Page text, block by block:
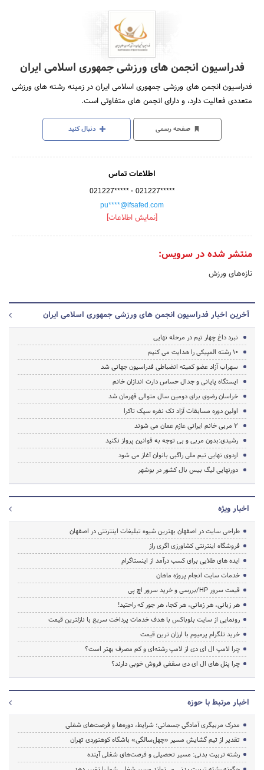
فدراسیون انجمن های ورزشی جمهوری اسلامی ایران
فدراسیون انجمن های ورزشی جمهوری اسلامی ایران در زمینه رشته های ورزشی
متعددی فعالیت دارد، و دارای انجمن های متفاوتی است.
صفحه رسمی دنبال کنید
اطلاعات تماس
021227***** - 021227*****
pu****@ifsafed.com
[نمایش اطلاعات]
منتشر شده در سرویس:
تازه‌های ورزش
آخرین اخبار فدراسیون انجمن های ورزشی جمهوری اسلامی ایران
نبرد داغ چهار تیم در مرحله نهایی
10 رشته المپیکی را هدایت می کنیم
سهراب آزاد عضو کمیته انضباطی فدراسیون جهانی شد
ایستگاه پایانی و جدال حساس دارت اندازان خانم
خراسان رضوی برای دومین سال متوالی قهرمان شد
اولین دوره مسابقات آزاد تک نفره سپک تاکرا
2 مربی خانم ایرانی عازم عمان می شوند
رشیدی:بدون مربی و بی توجه به قوانین پرواز نکنید
اردوی نهایی تیم ملی راگبی بانوان آغاز می شود
دورنهایی لیگ بیس بال کشور در بوشهر
اخبار ویژه
طراحی سایت در اصفهان بهترین شیوه تبلیغات اینترنتی در اصفهان
فروشگاه اینترنتی کشاورزی اگری راز
ایده های طلایی برای کسب درآمد از اینستاگرام
خدمات سایت انجام پروژه ماهان
قیمت سرور HP/بررسی و خرید سرور اچ پی
هر زبانی، هر زمانی، هر کجا، هر جور که راحتید!
رونمایی از سایت بلوباکس با هدف خدمات پرداخت سریع با نازلترین قیمت
خرید تلگرام پرمیوم با ارزان ترین قیمت
چرا لامپ ال ای دی از لامپ رشته‌ای و کم مصرف بهتر است؟
چرا پنل های ال ای دی سقفی فروش خوبی دارند؟
اخبار مرتبط با حوزه
مدرک مربیگری آمادگی جسمانی؛ شرایط، دوره‌ها و فرصت‌های شغلی
تقدیر از تیم گشایش مسیر «چهل‌سالگی» باشگاه کوهنوردی تهران
رشته تربیت بدنی: مسیر تحصیلی و فرصت‌های شغلی آینده